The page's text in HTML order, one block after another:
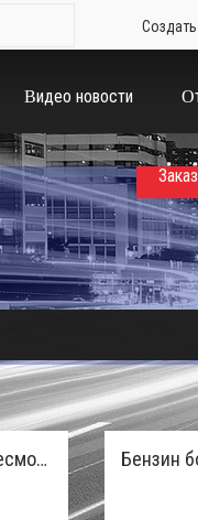
Видео новости
Таможенная служба РФ пересмотрела правила ввоза машин из ЕАЭС и начисляет пени покупателям